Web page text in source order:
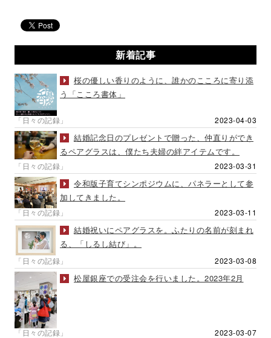
新着記事
桜の優しい香りのように、誰かのこころに寄り添
う「こころ書体」
「日々の記録」 2023-04-03
結婚記念日のプレゼントで贈った、仲直りができ
るペアグラスは、僕たち夫婦の絆アイテムです。
「日々の記録」 2023-03-31
令和版子育てシンポジウムに、パネラーとして参
加してきました。
「日々の記録」 2023-03-11
結婚祝いにペアグラスを。ふたりの名前が刻まれ
る、「しるし結び」。
「日々の記録」 2023-03-08
松屋銀座での受注会を行いました。2023年2月
「日々の記録」 2023-03-07